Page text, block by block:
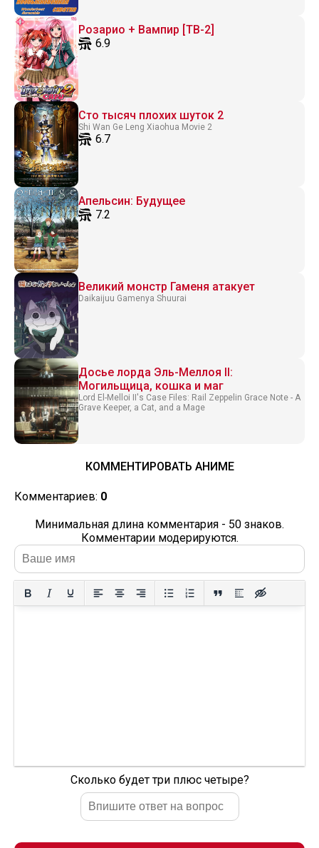
Розарио + Вампир [ТВ-2]
6.9
Сто тысяч плохих шуток 2
Shi Wan Ge Leng Xiaohua Movie 2
6.7
Апельсин: Будущее
7.2
Великий монстр Гаменя атакует
Daikaijuu Gamenya Shuurai
Досье лорда Эль-Меллоя II:
Могильщица, кошка и маг
Lord El-Melloi II's Case Files: Rail Zeppelin Grace Note - A
Grave Keeper, a Cat, and a Mage
КОММЕНТИРОВАТЬ АНИМЕ
Комментариев: 0
Минимальная длина комментария - 50 знаков.
Комментарии модерируются.
Сколько будет три плюс четыре?